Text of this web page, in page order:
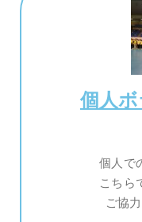
個人
個人で
こちら
ご協